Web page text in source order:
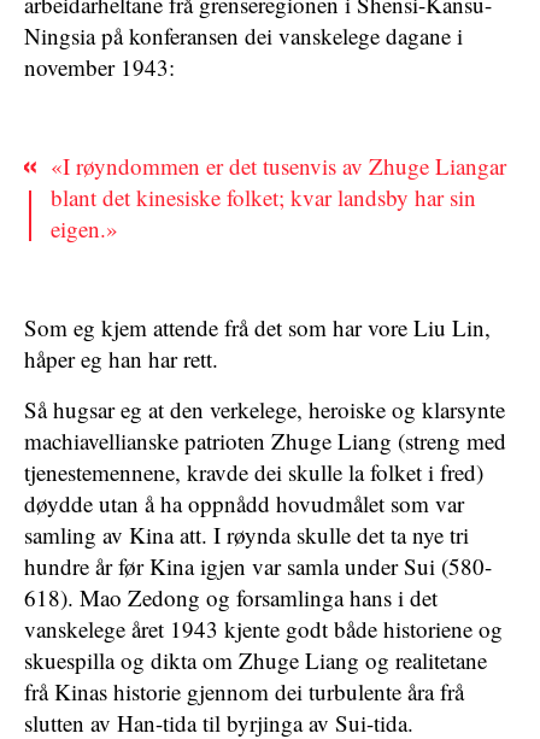
Ningsia på konferansen dei vanskelege dagane i
november 1943:
«I røyndommen er det tusenvis av Zhuge Liangar
blant det kinesiske folket; kvar landsby har sin
eigen.»
Som eg kjem attende frå det som har vore Liu Lin,
håper eg han har rett.
Så hugsar eg at den verkelege, heroiske og klarsynte
machiavellianske patrioten Zhuge Liang (streng med
tjenestemennene, kravde dei skulle la folket i fred)
døydde utan å ha oppnådd hovudmålet som var
samling av Kina att. I røynda skulle det ta nye tri
hundre år før Kina igjen var samla under Sui (580-
618). Mao Zedong og forsamlinga hans i det
vanskelege året 1943 kjente godt både historiene og
skuespilla og dikta om Zhuge Liang og realitetane
frå Kinas historie gjennom dei turbulente åra frå
slutten av Han-tida til byrjinga av Sui-tida.